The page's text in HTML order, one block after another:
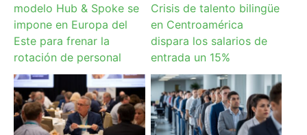
modelo Hub & Spoke se
impone en Europa del
Este para frenar la
rotación de personal
Crisis de talento bilingüe
en Centroamérica
dispara los salarios de
entrada un 15%